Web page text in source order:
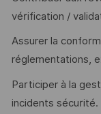
vérification /
Assurer la
réglementations,
Participer à la
incidents sécurité.